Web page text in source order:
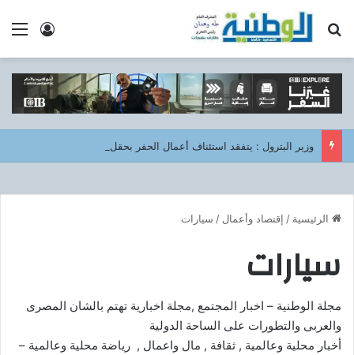
بحث عن
الرئيسية / إقتصاد وأعمال / سيارات
سيارات
مجلة الوطنية – اخبار المجتمع ,مجلة اخبارية تهتم بالشان المصرى
والعربى والتطورات على الساحة الدولية
أخبار محلية وعالمية , ثقافة , مال واعمال , رياضة محلية وعالمية –